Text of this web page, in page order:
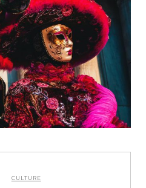
CULTURE